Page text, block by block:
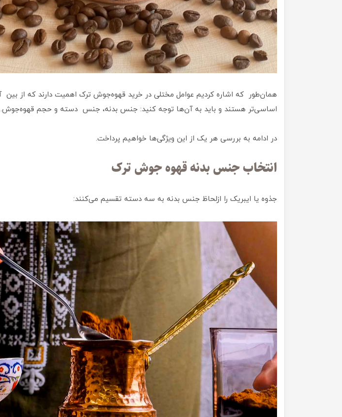
اساسی‌تر هستند و باید به آن‌ها توجه کنید: جنس بدنه، جنس دسته و حجم قهوه‌جوش.
در ادامه به بررسی هر یک از این ویژگی‌ها خواهیم پرداخت.
انتخاب جنس بدنه قهوه جوش ترک
جذوه یا ایبریک را ازلحاظ جنس بدنه به سه دسته تقسیم می‌کنند: